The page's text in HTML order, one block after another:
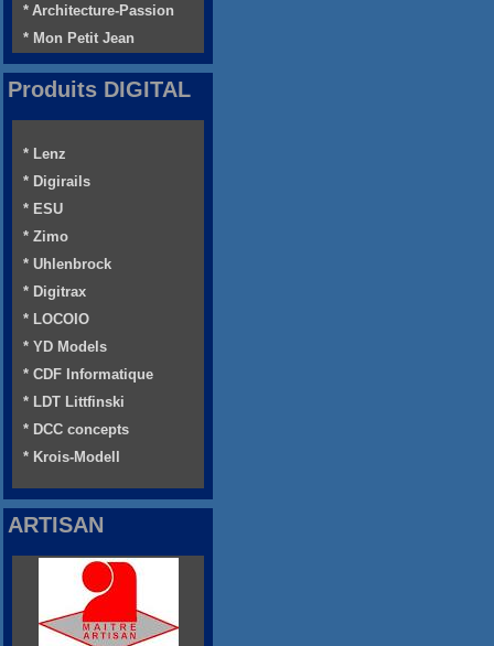
* Architecture-Passion
* Mon Petit Jean
Produits DIGITAL
* Lenz
* Digirails
* ESU
* Zimo
* Uhlenbrock
* Digitrax
* LOCOIO
* YD Models
* CDF Informatique
* LDT Littfinski
* DCC concepts
* Krois-Modell
ARTISAN